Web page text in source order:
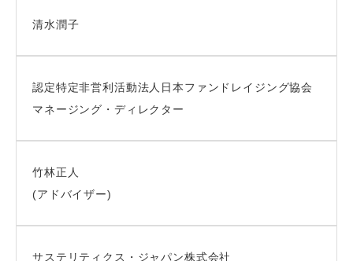
清水潤子
認定特定非営利活動法人日本ファンドレイジング協会
マネージング・ディレクター
竹林正人
(アドバイザー)
サステリティクス・ジャパン株式会社